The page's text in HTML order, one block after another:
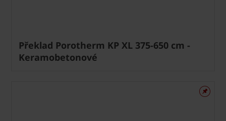
Překlad Porotherm KP XL 375-650 cm -
Keramobetonové